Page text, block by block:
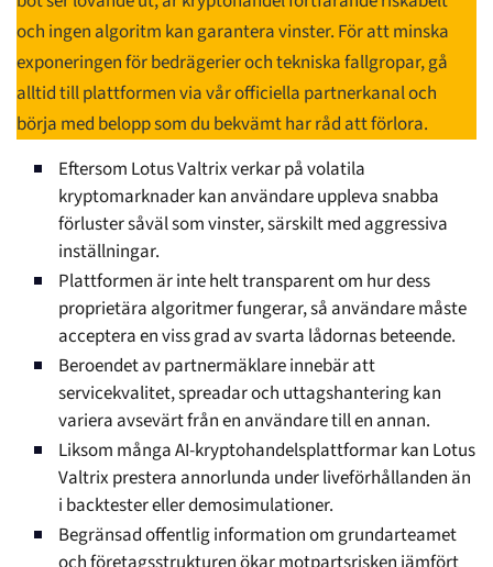
och ingen algoritm kan garantera vinster. För att minska
exponeringen för bedrägerier och tekniska fallgropar, gå
alltid till plattformen via vår officiella partnerkanal och
börja med belopp som du bekvämt har råd att förlora.
Eftersom Lotus Valtrix verkar på volatila
kryptomarknader kan användare uppleva snabba
förluster såväl som vinster, särskilt med aggressiva
inställningar.
Plattformen är inte helt transparent om hur dess
proprietära algoritmer fungerar, så användare måste
acceptera en viss grad av svarta lådornas beteende.
Beroendet av partnermäklare innebär att
servicekvalitet, spreadar och uttagshantering kan
variera avsevärt från en användare till en annan.
Liksom många AI-kryptohandelsplattformar kan Lotus
Valtrix prestera annorlunda under liveförhållanden än
i backtester eller demosimulationer.
Begränsad offentlig information om grundarteamet